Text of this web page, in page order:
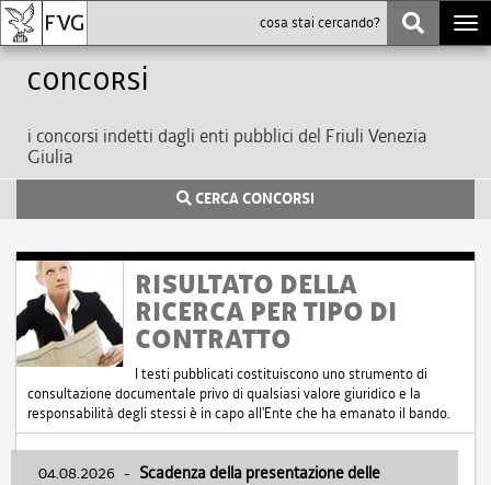
Concorsi
i concorsi indetti dagli enti pubblici del Friuli Venezia
Giulia
CERCA CONCORSI
RISULTATO DELLA
RICERCA PER TIPO DI
CONTRATTO
I testi pubblicati costituiscono uno strumento di
consultazione documentale privo di qualsiasi valore giuridico e la
responsabilità degli stessi è in capo all'Ente che ha emanato il bando.
04.08.2026 - Scadenza della presentazione delle